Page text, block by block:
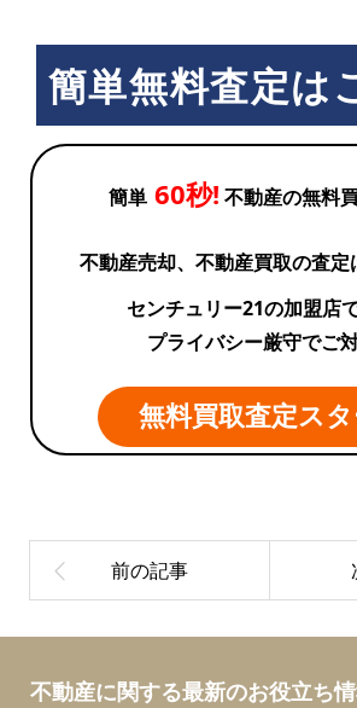
簡単無料査定は
簡単 60秒! 不動産の無料
不動産売却、不動産買取の査定
センチュリー21の加盟店
プライバシー厳守でご
無料買取査定スタ
不動産に関する最新のお役立ち